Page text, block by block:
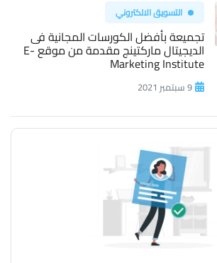
التسويق الالكتروني
تجميعة بأفضل الكورسات المجانية فى
الديجيتال ماركتينج مقدمة من موقع E-
Marketing Institute
9 سبتمبر 2021